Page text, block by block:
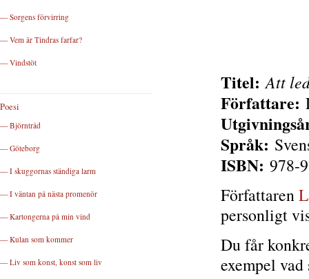
Titel: Att
Författare:
Språk:
ISBN: 978-
Författaren
personligt
Du får
exempel
— Sorgens förvirring
— Vem är Tindras farfar?
— Vindstöt
Poesi
— Björntråd
— Göteborg
— I skuggornas ständiga larm
— I väntan på nästa promenör
— Kartongerna på min vind
— Kulan som kommer
— Liv som konst, konst som liv